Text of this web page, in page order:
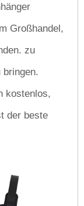
Großhandel,
zu
kostenlos,
der beste